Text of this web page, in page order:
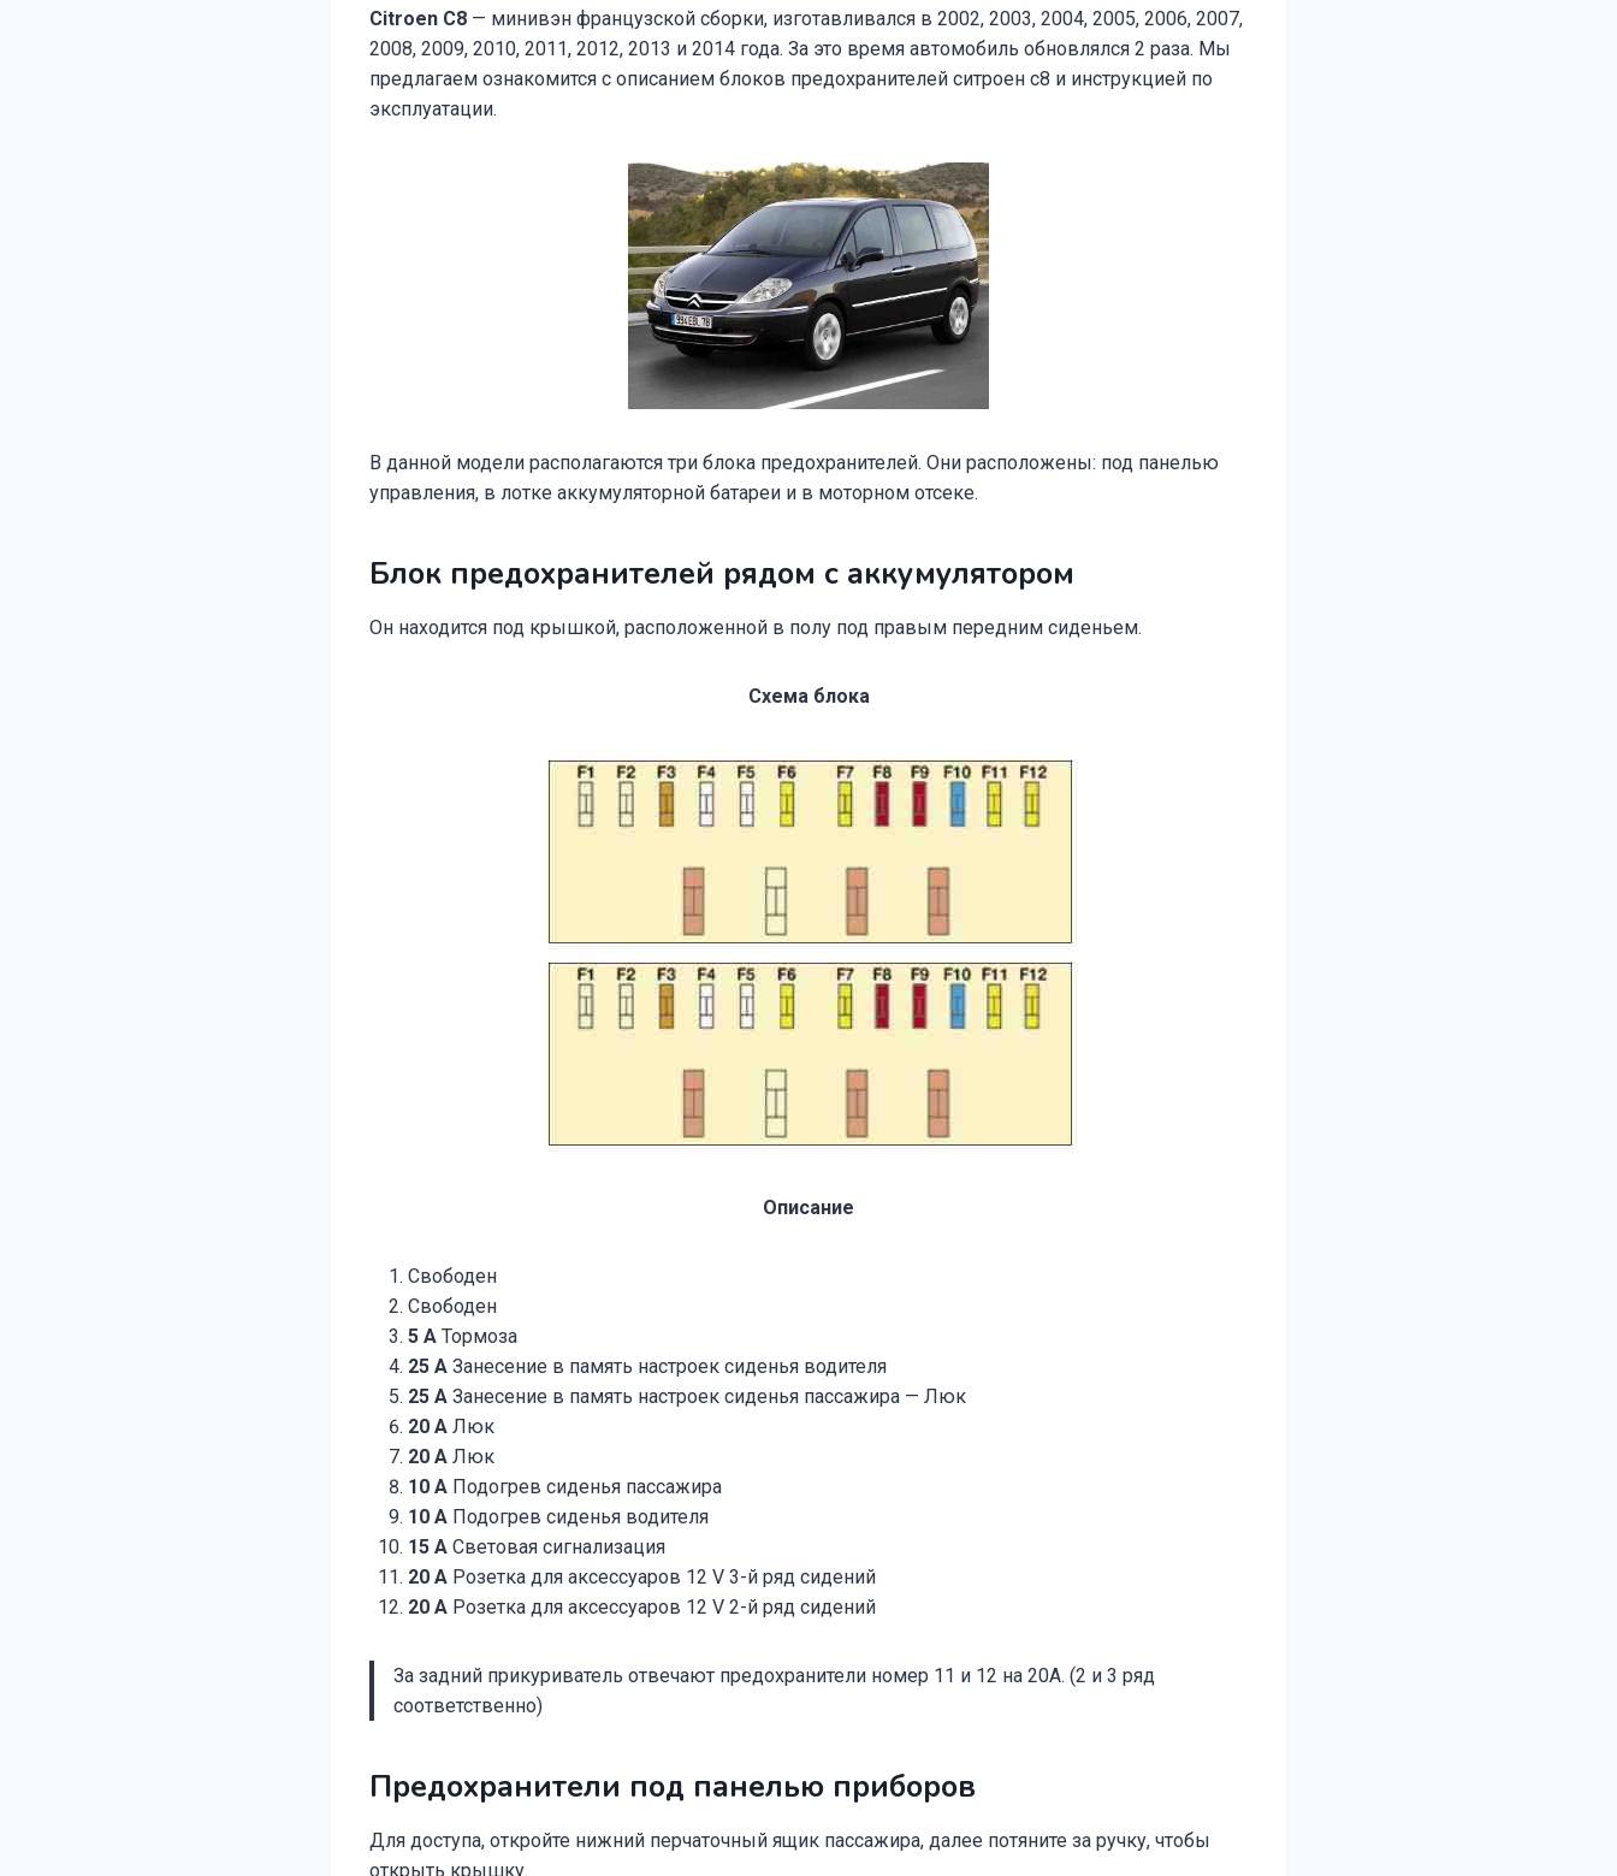
Citroen C8 — минивэн французской сборки, изготавливался в 2002, 2003, 2004, 2005, 2006, 2007,
2008, 2009, 2010, 2011, 2012, 2013 и 2014 года. За это время автомобиль обновлялся 2 раза. Мы
предлагаем ознакомится с описанием блоков предохранителей ситроен с8 и инструкцией по
эксплуатации.
В данной модели располагаются три блока предохранителей. Они расположены: под панелью
управления, в лотке аккумуляторной батареи и в моторном отсеке.
Блок предохранителей рядом с аккумулятором
Он находится под крышкой, расположенной в полу под правым передним сиденьем.
Схема блока
Описание
Свободен
Свободен
5 A Тормоза
25 A Занесение в память настроек сиденья водителя
25 A Занесение в память настроек сиденья пассажира — Люк
20 A Люк
20 A Люк
10 A Подогрев сиденья пассажира
10 A Подогрев сиденья водителя
15 A Световая сигнализация
20 A Розетка для аксессуаров 12 V 3-й ряд сидений
20 A Розетка для аксессуаров 12 V 2-й ряд сидений
За задний прикуриватель отвечают предохранители номер 11 и 12 на 20А. (2 и 3 ряд
соответственно)
Предохранители под панелью приборов
Для доступа, откройте нижний перчаточный ящик пассажира, далее потяните за ручку, чтобы
открыть крышку.